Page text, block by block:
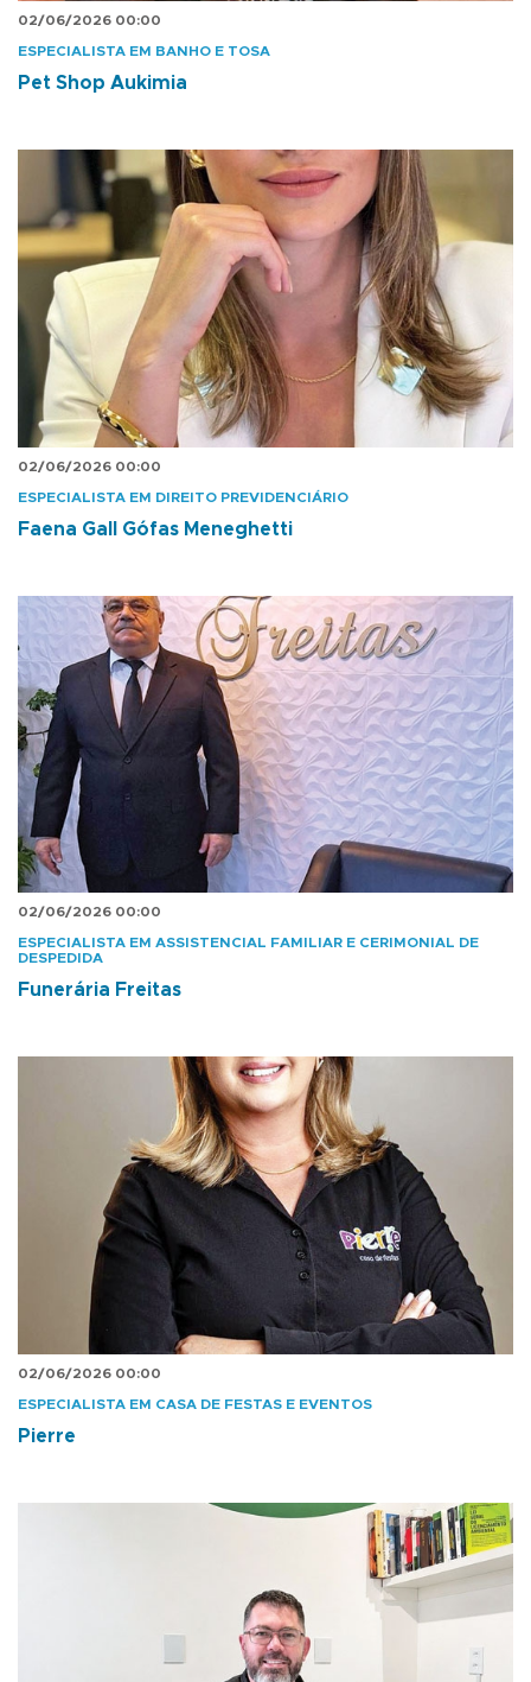
02/06/2026 00:00
ESPECIALISTA EM BANHO E TOSA
Pet Shop Aukimia
02/06/2026 00:00
ESPECIALISTA EM DIREITO PREVIDENCIÁRIO
Faena Gall Gófas Meneghetti
02/06/2026 00:00
ESPECIALISTA EM ASSISTENCIAL FAMILIAR E CERIMONIAL DE
DESPEDIDA
Funerária Freitas
02/06/2026 00:00
ESPECIALISTA EM CASA DE FESTAS E EVENTOS
Pierre